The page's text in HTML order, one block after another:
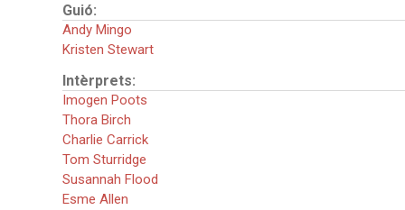
Guió:
Andy Mingo
Kristen Stewart
Intèrprets:
Imogen Poots
Thora Birch
Charlie Carrick
Tom Sturridge
Susannah Flood
Esme Allen